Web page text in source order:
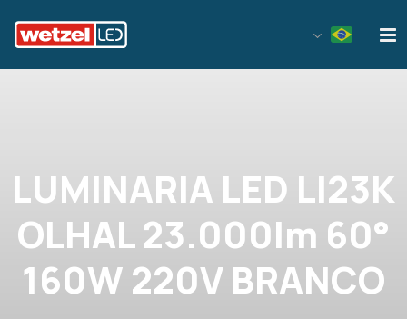
LUMINARIA LED LI23K
OLHAL 23.000lm 60°
160W 220V BRANCO